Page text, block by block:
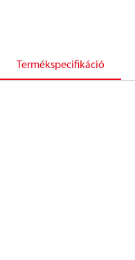
Termékspecifikáció